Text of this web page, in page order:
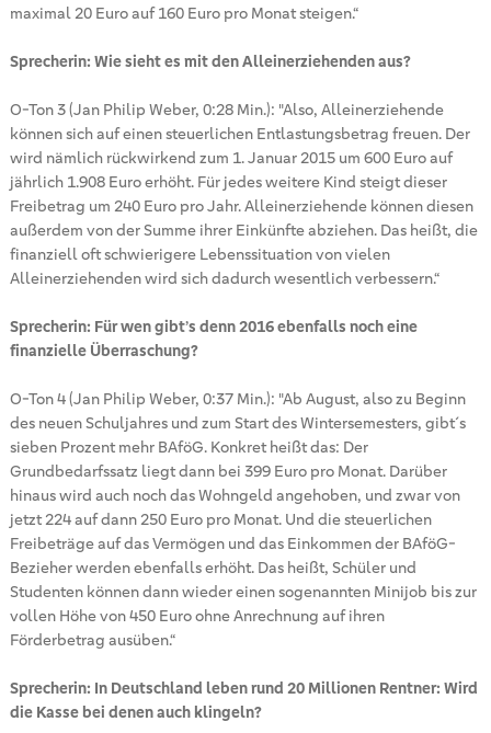
maximal 20 Euro auf 160 Euro pro Monat steigen.“
Sprecherin: Wie sieht es mit den Alleinerziehenden aus?
O-Ton 3 (Jan Philip Weber, 0:28 Min.): "Also, Alleinerziehende
können sich auf einen steuerlichen Entlastungsbetrag freuen. Der
wird nämlich rückwirkend zum 1. Januar 2015 um 600 Euro auf
jährlich 1.908 Euro erhöht. Für jedes weitere Kind steigt dieser
Freibetrag um 240 Euro pro Jahr. Alleinerziehende können diesen
außerdem von der Summe ihrer Einkünfte abziehen. Das heißt, die
finanziell oft schwierigere Lebenssituation von vielen
Alleinerziehenden wird sich dadurch wesentlich verbessern.“
Sprecherin: Für wen gibt’s denn 2016 ebenfalls noch eine
finanzielle Überraschung?
O-Ton 4 (Jan Philip Weber, 0:37 Min.): "Ab August, also zu Beginn
des neuen Schuljahres und zum Start des Wintersemesters, gibt´s
sieben Prozent mehr BAföG. Konkret heißt das: Der
Grundbedarfssatz liegt dann bei 399 Euro pro Monat. Darüber
hinaus wird auch noch das Wohngeld angehoben, und zwar von
jetzt 224 auf dann 250 Euro pro Monat. Und die steuerlichen
Freibeträge auf das Vermögen und das Einkommen der BAföG-
Bezieher werden ebenfalls erhöht. Das heißt, Schüler und
Studenten können dann wieder einen sogenannten Minijob bis zur
vollen Höhe von 450 Euro ohne Anrechnung auf ihren
Förderbetrag ausüben.“
Sprecherin: In Deutschland leben rund 20 Millionen Rentner: Wird
die Kasse bei denen auch klingeln?